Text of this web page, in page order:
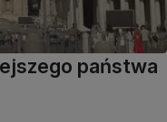
państwa